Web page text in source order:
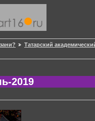
Татарский
2019